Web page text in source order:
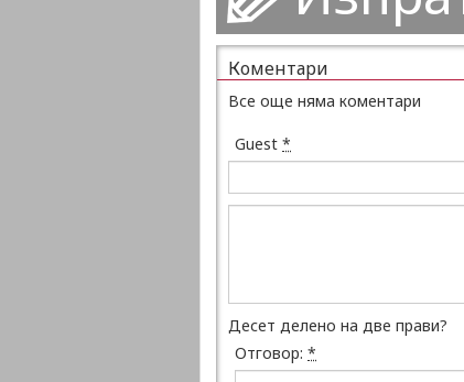
Коментари
Все още няма коментари
Guest *
Десет делено на две прави?
Отговор: *